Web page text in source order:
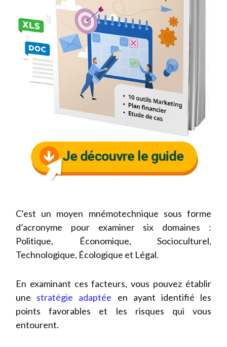
C'est un moyen mnémotechnique sous forme
d’acronyme pour examiner six domaines :
Politique, Économique, Socioculturel,
Technologique, Écologique et Légal.
En examinant ces facteurs, vous pouvez établir
une stratégie adaptée en ayant identifié les
points favorables et les risques qui vous
entourent.